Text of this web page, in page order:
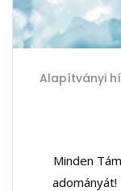
Alapítványi
Minden